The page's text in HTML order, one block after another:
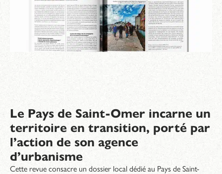
Le Pays de Saint-Omer incarne un
territoire en transition, porté par
l’action de son agence
d’urbanisme
Cette revue consacre un dossier local dédié au Pays de Saint-